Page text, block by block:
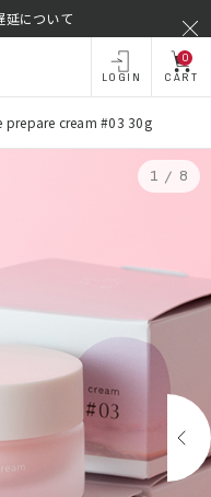
延について
LOGIN
0
CART
prepare cream #03 30g
1 / 8